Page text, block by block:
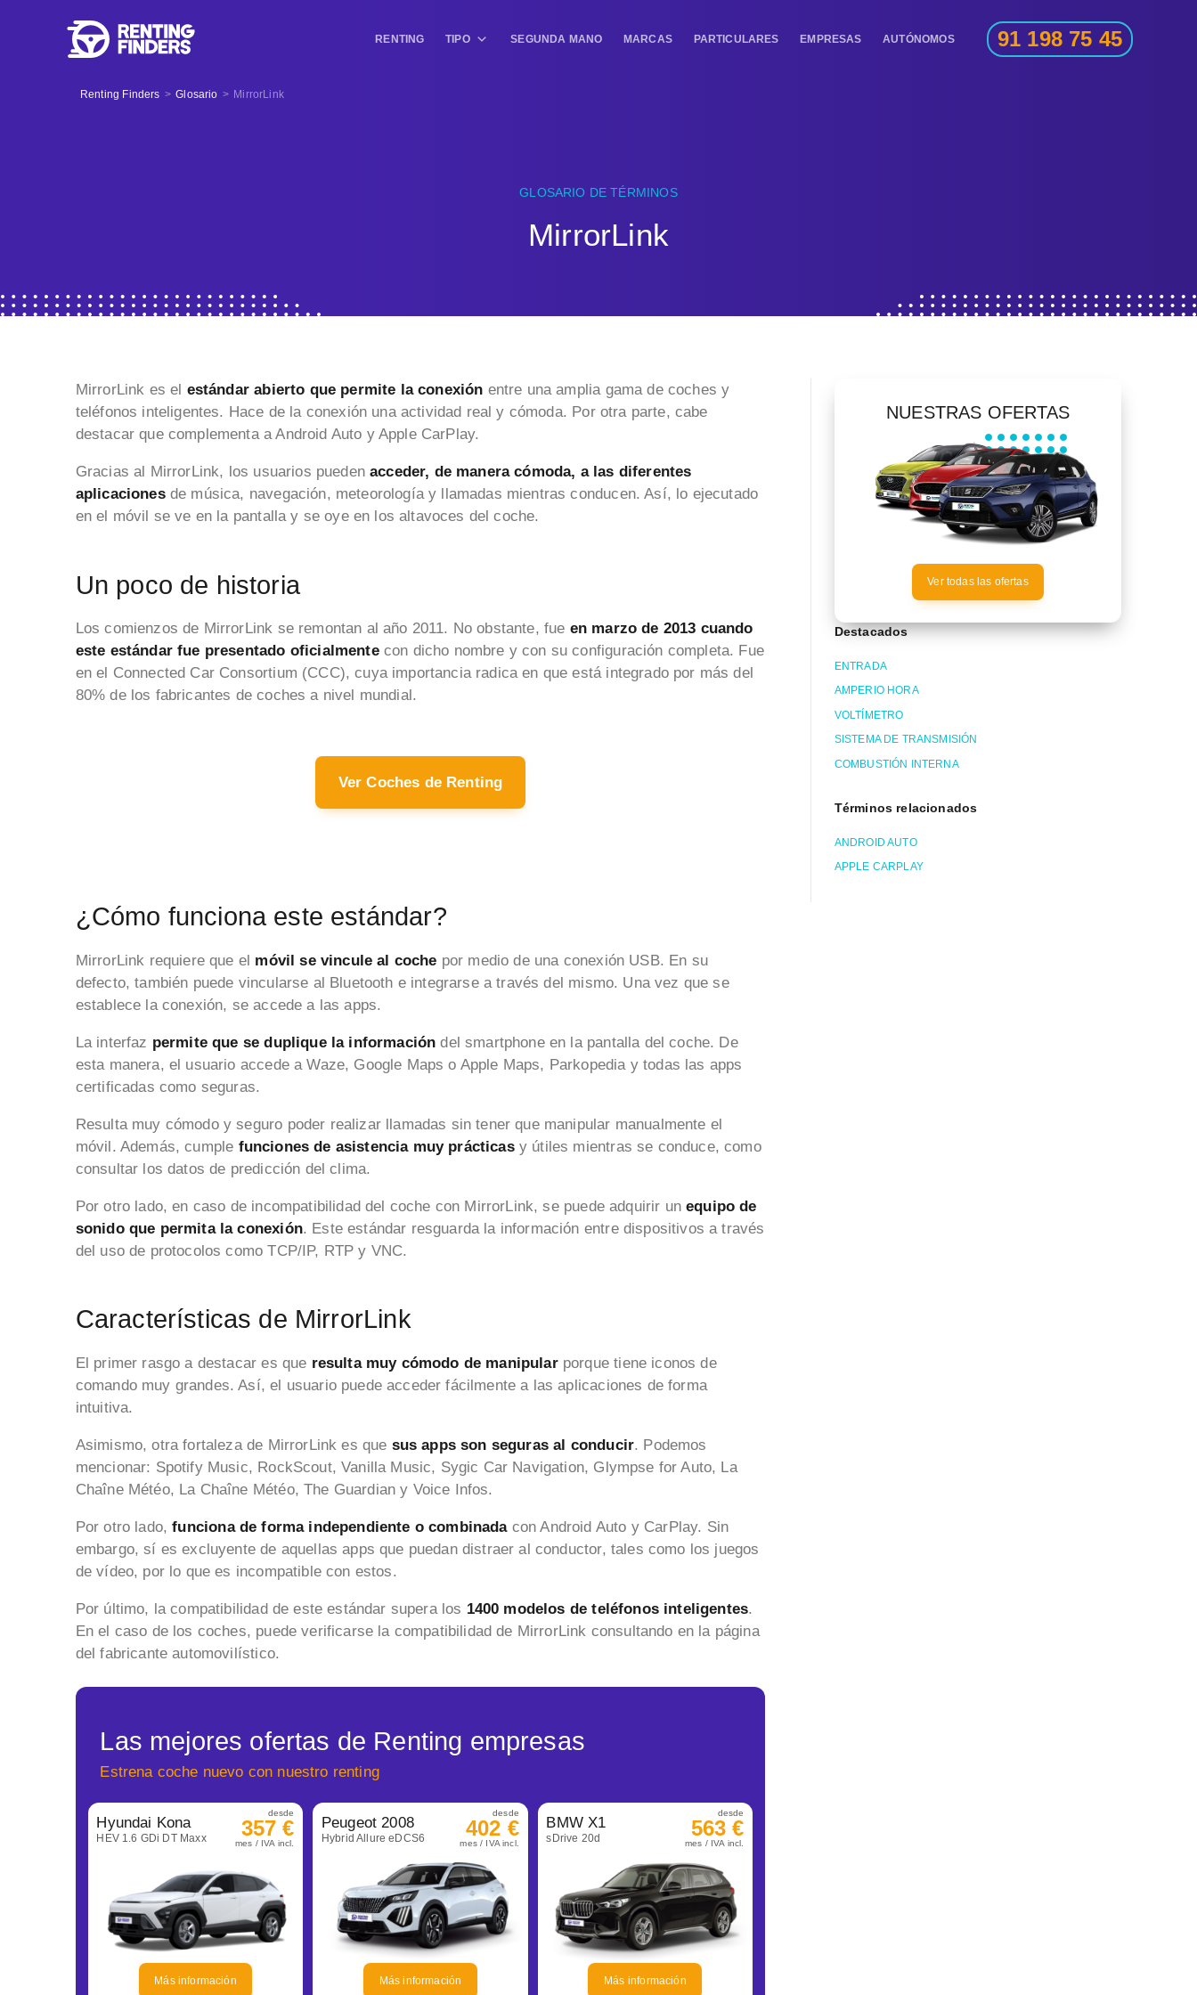
RENTING TIPO SEGUNDA MANO MARCAS PARTICULARES EMPRESAS AUTÓNOMOS 91 198 75 45
Renting Finders > Glosario > MirrorLink
GLOSARIO DE TÉRMINOS
MirrorLink
MirrorLink es el estándar abierto que permite la conexión entre una amplia gama de coches y
teléfonos inteligentes. Hace de la conexión una actividad real y cómoda. Por otra parte, cabe
destacar que complementa a Android Auto y Apple CarPlay.
Gracias al MirrorLink, los usuarios puedenacceder, de manera cómoda, a las diferentes
aplicacionesde música, navegación, meteorología y llamadas mientras conducen. Así, lo ejecutado
en el móvil se ve en la pantalla y se oye en los altavoces del coche.
Un poco de historia
Los comienzos de MirrorLink se remontan al año 2011. No obstante, fue en marzo de 2013 cuando
este estándar fue presentado oficialmentecon dicho nombre y con su configuración completa. Fue
en el Connected Car Consortium (CCC), cuya importancia radica en que está integrado por más del
80% de los fabricantes de coches a nivel mundial.
Ver Coches de Renting
¿Cómo funciona este estándar?
MirrorLink requiere que el móvil se vincule al coche por medio de una conexión USB. En su
defecto, también puede vincularse al Bluetooth e integrarse a través del mismo. Una vez que se
establece la conexión, se accede a las apps.
La interfaz permite que se duplique la información del smartphone en la pantalla del coche. De
esta manera, el usuario accede a Waze, Google Maps o Apple Maps, Parkopedia y todas las apps
certificadas como seguras.
Resulta muy cómodo y seguro poder realizar llamadas sin tener que manipular manualmente el
móvil. Además, cumple funciones de asistencia muy prácticasy útiles mientras se conduce, como
consultar los datos de predicción del clima.
Por otro lado, en caso de incompatibilidad del coche con MirrorLink, se puede adquirir unequipo de
sonido que permita la conexión. Este estándar resguarda la información entre dispositivos a través
del uso de protocolos como TCP/IP, RTP y VNC.
Características de MirrorLink
El primer rasgo a destacar es que resulta muy cómodo de manipularporque tiene iconos de
comando muy grandes. Así, el usuario puede acceder fácilmente a las aplicaciones de forma
intuitiva.
Asimismo, otra fortaleza de MirrorLink es que sus apps son seguras al conducir. Podemos
mencionar: Spotify Music, RockScout, Vanilla Music, Sygic Car Navigation, Glympse for Auto, La
Chaîne Météo, La Chaîne Météo, The Guardian y Voice Infos.
Por otro lado,funciona de forma independiente o combinada con Android Auto y CarPlay. Sin
embargo, sí es excluyente de aquellas apps que puedan distraer al conductor, tales como los juegos
de vídeo, por lo que es incompatible con estos.
Por último, la compatibilidad de este estándar supera los 1400 modelos de teléfonos inteligentes.
En el caso de los coches, puede verificarse la compatibilidad de MirrorLink consultando en la página
del fabricante automovilístico.
Las mejores ofertas de Renting empresas
Estrena coche nuevo con nuestro renting
Hyundai Kona
HEV 1.6 GDi DT Maxx
desde
357 €
mes / IVA incl.
Más información
Peugeot 2008
Hybrid Allure eDCS6
desde
402 €
mes / IVA incl.
Más información
BMW X1
sDrive 20d
desde
563 €
mes / IVA incl.
Más información
NUESTRAS OFERTAS
Ver todas las ofertas
Destacados
ENTRADA
AMPERIO HORA
VOLTÍMETRO
SISTEMA DE TRANSMISIÓN
COMBUSTIÓN INTERNA
Términos relacionados
ANDROID AUTO
APPLE CARPLAY